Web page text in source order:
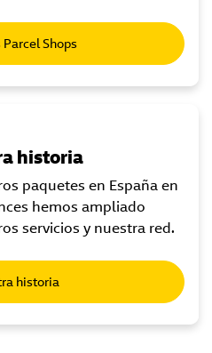
Shops
historia
paquetes en España en
hemos ampliado
servicios y nuestra red.
historia